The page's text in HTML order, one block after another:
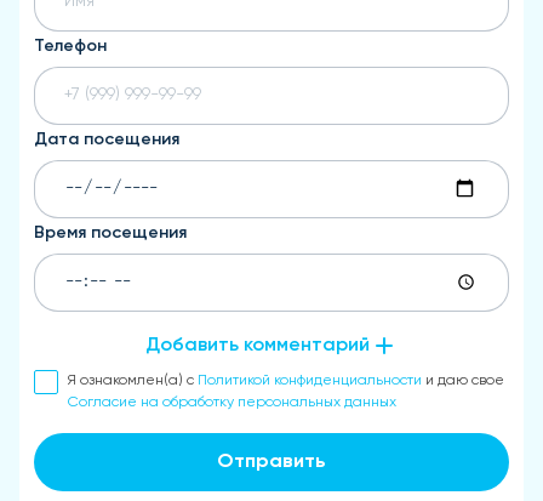
Телефон
Дата посещения
Время посещения
Добавить комментарий
Я ознакомлен(а) с Политикой конфиденциальности и даю свое
Согласие на обработку персональных данных
Отправить